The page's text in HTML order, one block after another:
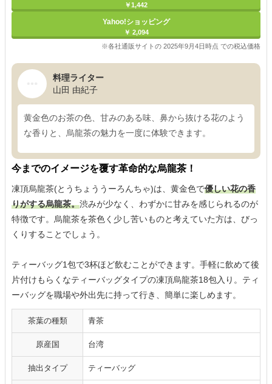
￥1,442
Yahoo!ショッピング
￥ 2,094
※各社通販サイトの 2025年9月4日時点 での税込価格
料理ライター
山田 由紀子
黄金色のお茶の色、甘みのある味、鼻から抜ける花のよう
な香りと、烏龍茶の魅力を一度に体験できます。
今までのイメージを覆す革命的な烏龍茶！
凍頂烏龍茶(とうちょううーろんちゃ)は、黄金色で優しい花の香
りがする烏龍茶。渋みが少なく、わずかに甘みを感じられるのが
特徴です。烏龍茶を茶色く少し苦いものと考えていた方は、びっ
くりすることでしょう。
ティーバッグ1包で3杯ほど飲むことができます。手軽に飲めて後
片付けもらくなティーバッグタイプの凍頂烏龍茶18包入り。ティ
ーバッグを職場や外出先に持って行き、簡単に楽しめます。
茶葉の種類 青茶
原産国 台湾
抽出タイプ ティーバッグ